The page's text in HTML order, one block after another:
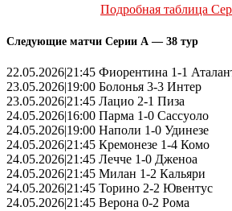
Подробная таблица
Следующие матчи Серии А — 38 тур
22.05.2026|21:45 Фиорентина 1-1
23.05.2026|19:00 Болонья 3-3 Интер
23.05.2026|21:45 Лацио 2-1 Пиза
24.05.2026|16:00 Парма 1-0 Сассуоло
24.05.2026|19:00 Наполи 1-0 Удинезе
24.05.2026|21:45 Кремонезе 1-4 Комо
24.05.2026|21:45 Лечче 1-0 Дженоа
24.05.2026|21:45 Милан 1-2 Кальяри
24.05.2026|21:45 Торино 2-2 Ювентус
24.05.2026|21:45 Верона 0-2 Рома